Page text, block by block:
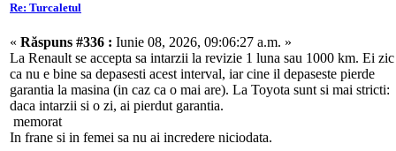
Re: Turcaletul
« Răspuns #336 : Iunie 08, 2026, 09:06:27 a.m. »
La Renault se accepta sa intarzii la revizie 1 luna sau 1000 km. Ei zic
ca nu e bine sa depasesti acest interval, iar cine il depaseste pierde
garantia la masina (in caz ca o mai are). La Toyota sunt si mai stricti:
daca intarzii si o zi, ai pierdut garantia.
memorat
In frane si in femei sa nu ai incredere niciodata.